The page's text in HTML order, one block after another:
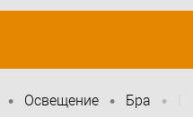
• Освещение • Бра •